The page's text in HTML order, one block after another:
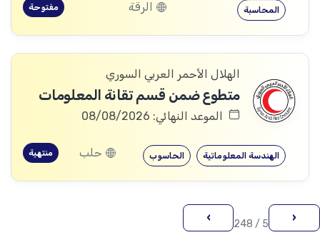
المحاسبة الرقة مفتوحة
الهلال الأحمر العربي السوري
متطوع ضمن قسم تقانة المعلومات
الموعد النهائي: 08/08/2026
الحاسوب الهندسة المعلوماتية حلب منتهية
‹
5 / 248
›